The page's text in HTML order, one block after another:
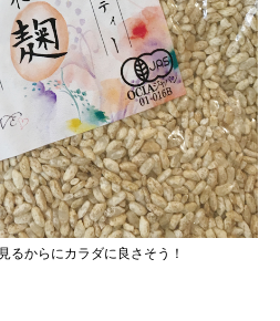
るからにカラダに良さそう！